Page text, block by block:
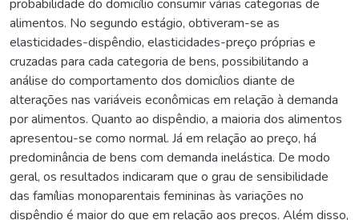
probabilidade do domicílio consumir várias categorias de
alimentos. No segundo estágio, obtiveram-se as
elasticidades-dispêndio, elasticidades-preço próprias e
cruzadas para cada categoria de bens, possibilitando a
análise do comportamento dos domicílios diante de
alterações nas variáveis econômicas em relação à demanda
por alimentos. Quanto ao dispêndio, a maioria dos alimentos
apresentou-se como normal. Já em relação ao preço, há
predominância de bens com demanda inelástica. De modo
geral, os resultados indicaram que o grau de sensibilidade
das famílias monoparentais femininas às variações no
dispêndio é maior do que em relação aos preços. Além disso,